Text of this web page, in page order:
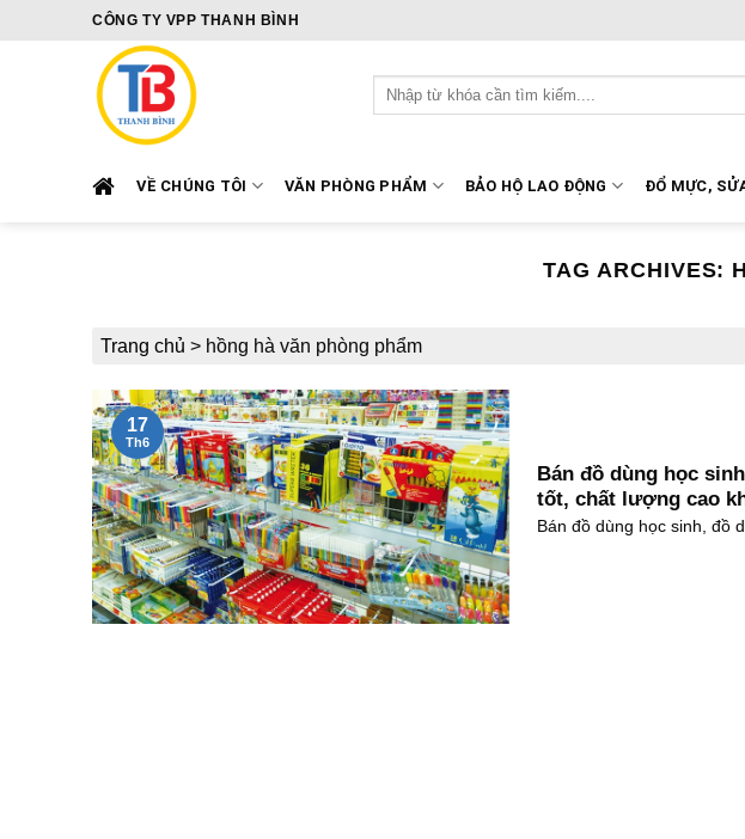
CÔNG TY VPP THANH BÌNH
Tìm
kiếm:
VỀ CHÚNG TÔI VĂN PHÒNG PHẨM BẢO HỘ LAO ĐỘNG ĐỔ MỰC,
TAG ARCHIVES:
Trang chủ > hồng hà văn phòng phẩm
Bán đồ dùng học
tốt, chất lượng cao
Bán đồ dùng học sinh, đồ
17
Th6